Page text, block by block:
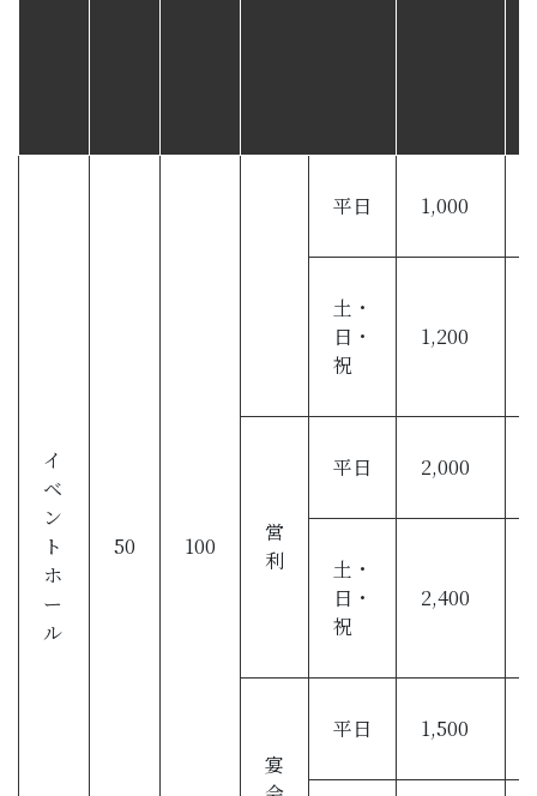
イ
ベ
ン
ト
ホ
ー
ル
50 100
平日 1,000
土・
日・
祝
1,200
営
利
平日 2,000
土・
日・
祝
2,400
宴
平日 1,500